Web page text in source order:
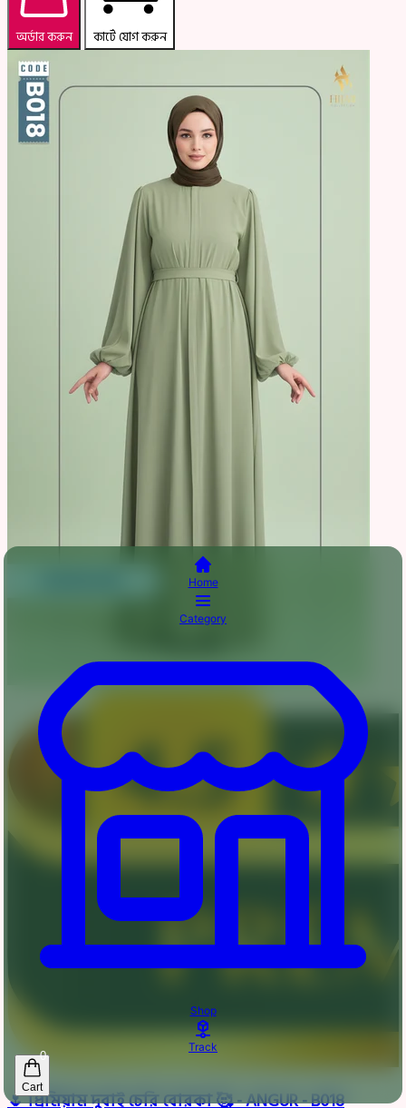
অর্ডার করুন কার্টে যোগ করুন
🌷 প্রিমিয়াম দুবাই চেরি বোরকা 🥰 - ANGUR - B018
Home
Category
Shop
Track
0
Cart